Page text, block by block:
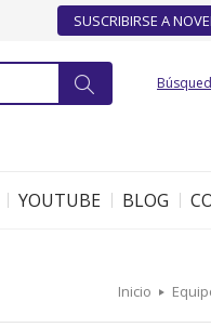
SUSCRIBIRSE A
YOUTUBE BLOG
Inicio